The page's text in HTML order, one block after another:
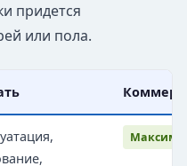
придется
или пола.